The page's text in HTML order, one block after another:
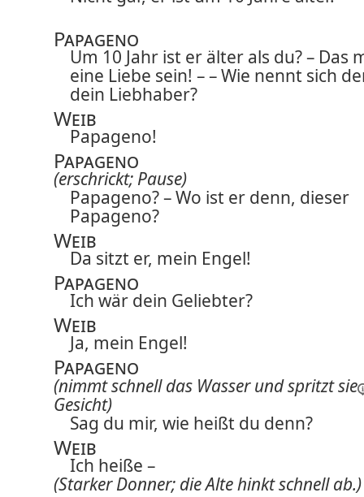
Papageno
Um 10 Jahr ist er älter als du? – Das
eine Liebe sein! – – Wie nennt sich
dein Liebhaber?
Weib
Papageno!
Papageno
(erschrickt; Pause)
Papageno? – Wo ist er denn, dieser
Papageno?
Weib
Da sitzt er, mein Engel!
Papageno
Ich wär dein Geliebter?
Weib
Ja, mein Engel!
Papageno
(nimmt schnell das Wasser und spritztsie
Gesicht)
Sag du mir, wie heißt du denn?
Weib
Ich heiße –
(Starker Donner; die Alte hinkt schnell ab.)